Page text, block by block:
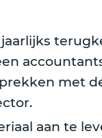
met
aan te